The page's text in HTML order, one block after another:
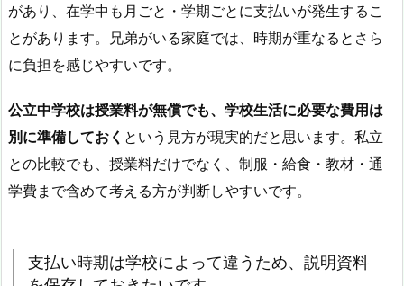
があり、在学中も月ごと・学期ごとに支払いが発生するこ
とがあります。兄弟がいる家庭では、時期が重なるとさら
に負担を感じやすいです。
公立中学校は授業料が無償でも、学校生活に必要な費用は
別に準備しておく という見方が現実的だと思います。私立
との比較でも、授業料だけでなく、制服・給食・教材・通
学費まで含めて考える方が判断しやすいです。
支払い時期は学校によって違うため、説明資料